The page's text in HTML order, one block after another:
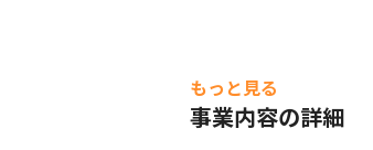
もっと見る
事業内容の詳細